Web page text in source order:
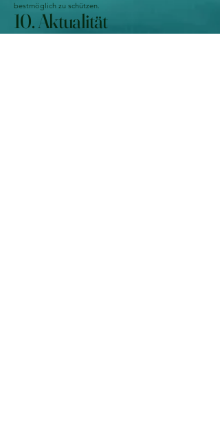
bestmöglich zu schützen.
10. Aktualität
Diese Datenschutzerklärung hat den Stand: Januar